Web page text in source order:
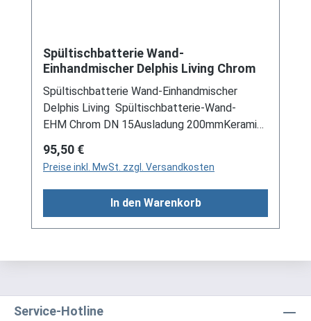
Spültischbatterie Wand-
Einhandmischer Delphis Living Chrom
Spültischbatterie Wand-Einhandmischer
Delphis Living Spültischbatterie-Wand-
EHM Chrom DN 15Ausladung 200mmKeramik-
G 1/2" x G 3/4"
Regulärer Preis:
95,50 €
Preise inkl. MwSt. zzgl. Versandkosten
In den Warenkorb
Service-Hotline